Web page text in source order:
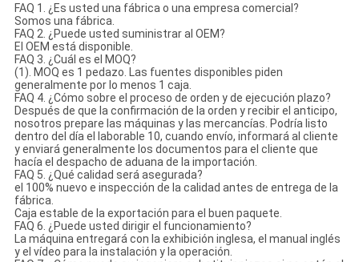
FAQ 1. ¿Es usted una fábrica o una empresa comercial?
Somos una fábrica.
FAQ 2. ¿Puede usted suministrar al OEM?
El OEM está disponible.
FAQ 3. ¿Cuál es el MOQ?
(1). MOQ es 1 pedazo. Las fuentes disponibles piden
generalmente por lo menos 1 caja.
FAQ 4. ¿Cómo sobre el proceso de orden y de ejecución plazo?
Después de que la confirmación de la orden y recibir el anticipo,
nosotros prepare las máquinas y las mercancías. Podría listo
dentro del día el laborable 10, cuando envío, informará al cliente
y enviará generalmente los documentos para el cliente que
hacía el despacho de aduana de la importación.
FAQ 5. ¿Qué calidad será asegurada?
el 100% nuevo e inspección de la calidad antes de entrega de la
fábrica.
Caja estable de la exportación para el buen paquete.
FAQ 6. ¿Puede usted dirigir el funcionamiento?
La máquina entregará con la exhibición inglesa, el manual inglés
y el vídeo para la instalación y la operación.